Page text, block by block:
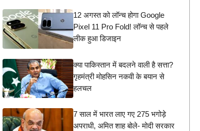
12 अगस्त को लॉन्च होगा Google
Pixel 11 Pro Fold! लॉन्च से पहले
लीक हुआ डिजाइन
क्या पाकिस्तान में बदलने वाली है सत्ता?
गृहमंत्री मोहसिन नकवी के बयान से
हलचल
7 साल में भारत लाए गए 275 भगोड़े
अपराधी, अमित शाह बोले- मोदी सरकार